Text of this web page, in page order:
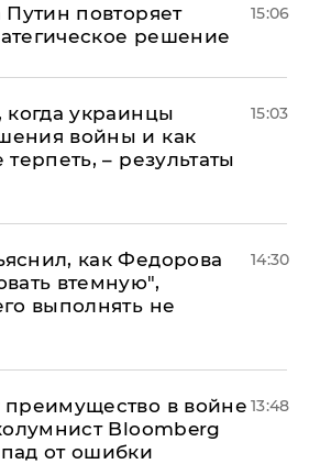
Путин повторяет
решение
15:06
когда украинцы
войны и как
– результаты
15:03
как Федорова
втемную",
выполнять не
14:30
преимущество в войне
Bloomberg
от ошибки
13:48